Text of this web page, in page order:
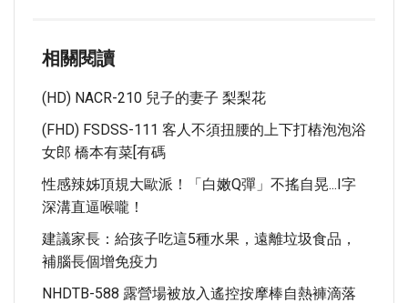
相關閱讀
(HD) NACR-210 兒子的妻子 梨梨花
(FHD) FSDSS-111 客人不須扭腰的上下打樁泡泡浴
女郎 橋本有菜[有碼
性感辣姊頂規大歐派！「白嫩Q彈」不搖自晃...I字
深溝直逼喉嚨！
建議家長：給孩子吃這5種水果，遠離垃圾食品，
補腦長個增免疫力
NHDTB-588 露營場被放入遙控按摩棒自熱褲滴落